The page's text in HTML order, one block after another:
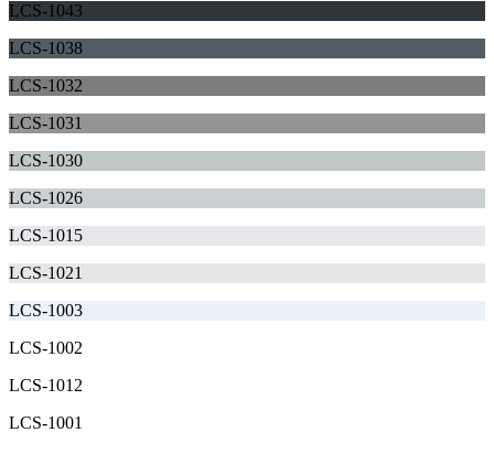
LCS-1043
LCS-1038
LCS-1032
LCS-1031
LCS-1030
LCS-1026
LCS-1015
LCS-1021
LCS-1003
LCS-1002
LCS-1012
LCS-1001